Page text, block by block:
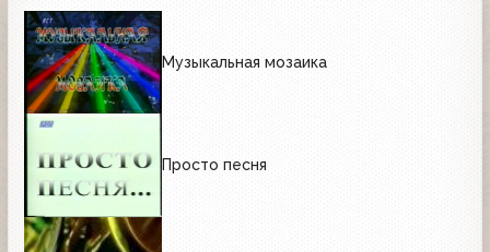
Музыкальная мозаика
Просто песня